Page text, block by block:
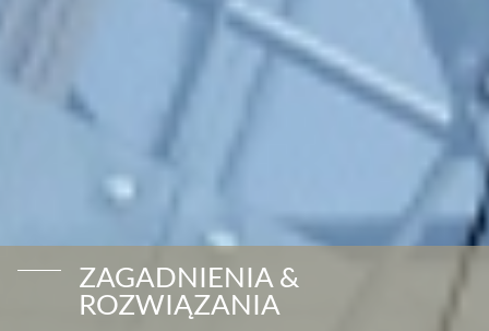
ZAGADNIENIA &
ROZWIĄZANIA